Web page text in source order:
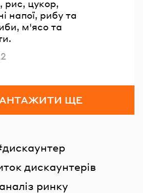
рис, цукор,
напої, рибу та
м'ясо та
ЩЕ
дискаунтер
дискаунтерів
аналіз ринку